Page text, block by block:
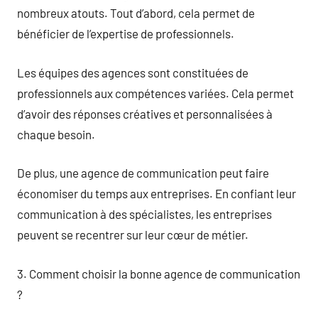
nombreux atouts. Tout d’abord, cela permet de
bénéficier de l’expertise de professionnels.
Les équipes des agences sont constituées de
professionnels aux compétences variées. Cela permet
d’avoir des réponses créatives et personnalisées à
chaque besoin.
De plus, une agence de communication peut faire
économiser du temps aux entreprises. En confiant leur
communication à des spécialistes, les entreprises
peuvent se recentrer sur leur cœur de métier.
3. Comment choisir la bonne agence de communication
?